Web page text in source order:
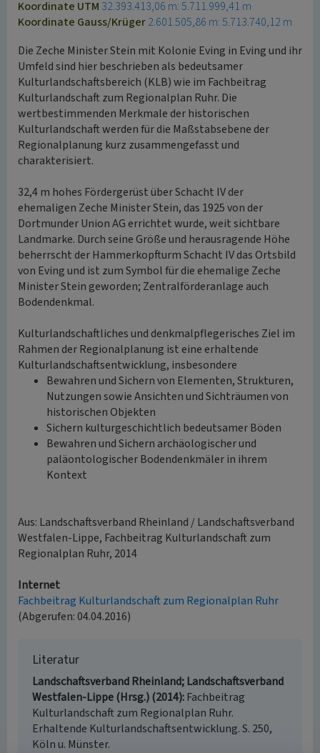
Koordinate UTM 32.393.413,06 m: 5.711.999,41 m
Koordinate Gauss/Krüger2.601.505,86 m: 5.713.740,12 m
Die Zeche Minister Stein mit Kolonie Eving in Eving und ihr
Umfeld sind hier beschrieben als bedeutsamer
Kulturlandschaftsbereich (KLB) wie im Fachbeitrag
Kulturlandschaft zum Regionalplan Ruhr. Die
wertbestimmenden Merkmale der historischen
Kulturlandschaft werden für die Maßstabsebene der
Regionalplanung kurz zusammengefasst und
charakterisiert.
32,4 m hohes Fördergerüst über Schacht IV der
ehemaligen Zeche Minister Stein, das 1925 von der
Dortmunder Union AG errichtet wurde, weit sichtbare
Landmarke. Durch seine Größe und herausragende Höhe
beherrscht der Hammerkopfturm Schacht IV das Ortsbild
von Eving und ist zum Symbol für die ehemalige Zeche
Minister Stein geworden; Zentralförderanlage auch
Bodendenkmal.
Kulturlandschaftliches und denkmalpflegerisches Ziel im
Rahmen der Regionalplanung ist eine erhaltende
Kulturlandschaftsentwicklung, insbesondere
Bewahren und Sichern von Elementen, Strukturen,
Nutzungen sowie Ansichten und Sichträumen von
historischen Objekten
Sichern kulturgeschichtlich bedeutsamer Böden
Bewahren und Sichern archäologischer und
paläontologischer Bodendenkmäler in ihrem
Kontext
Aus: Landschaftsverband Rheinland / Landschaftsverband
Westfalen-Lippe, Fachbeitrag Kulturlandschaft zum
Regionalplan Ruhr, 2014
Internet
Fachbeitrag Kulturlandschaft zum Regionalplan Ruhr
(Abgerufen: 04.04.2016)
Literatur
Landschaftsverband Rheinland; Landschaftsverband
Westfalen-Lippe (Hrsg.) (2014) Fachbeitrag
Kulturlandschaft zum Regionalplan Ruhr.
Erhaltende Kulturlandschaftsentwicklung. S. 250,
Köln u. Münster.